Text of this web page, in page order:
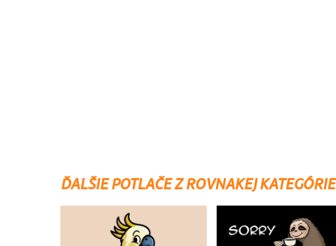
ĎALŠIE POTLAČE Z ROVNAKEJ KATEGÓRIE